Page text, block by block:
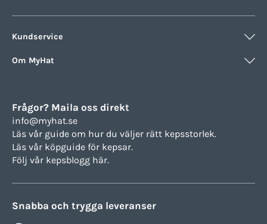
Kundservice
Om MyHat
Frågor? Maila oss direkt
info@myhat.se
Läs vår guide om hur du väljer rätt kepsstorlek.
Läs vår köpguide för kepsar.
Följ vår kepsblogg här.
Snabba och trygga leveranser